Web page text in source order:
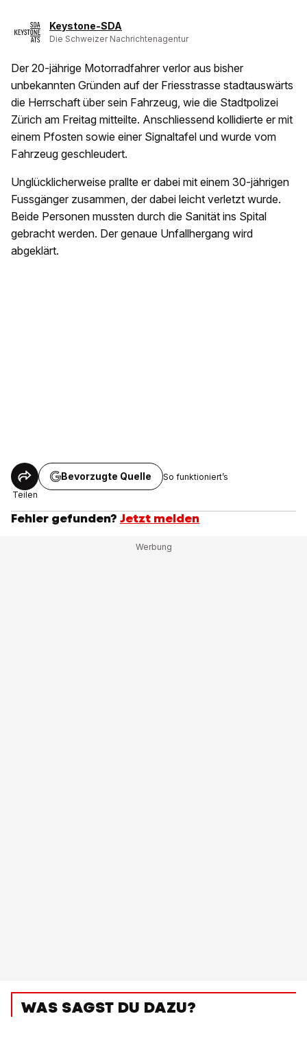
Keystone-SDA
Die Schweizer Nachrichtenagentur
Der 20-jährige Motorradfahrer verlor aus bisher
unbekannten Gründen auf der Friesstrasse stadtauswärts
die Herrschaft über sein Fahrzeug, wie die Stadtpolizei
Zürich am Freitag mitteilte. Anschliessend kollidierte er mit
einem Pfosten sowie einer Signaltafel und wurde vom
Fahrzeug geschleudert.
Unglücklicherweise prallte er dabei mit einem 30-jährigen
Fussgänger zusammen, der dabei leicht verletzt wurde.
Beide Personen mussten durch die Sanität ins Spital
gebracht werden. Der genaue Unfallhergang wird
abgeklärt.
Teilen
Bevorzugte Quelle So funktioniert’s
Fehler gefunden? Jetzt melden
WAS SAGST DU DAZU?